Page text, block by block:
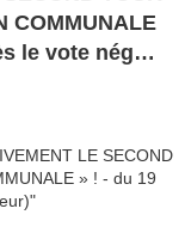
COMMUNALE
le vote négatif